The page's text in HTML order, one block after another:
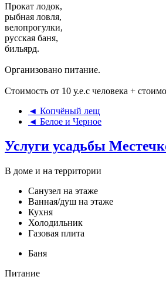
Прокат лодок,
рыбная ловля,
велопрогулки,
русская баня,
бильярд.
Организовано питание.
Стоимость от 10 у.е.с человека +
◄ Копчёный лещ
◄ Белое и Черное
Услуги усадьбы
В доме и на территории
Санузел на этаже
Ванная/душ на этаже
Кухня
Холодильник
Газовая плита
Баня
Питание